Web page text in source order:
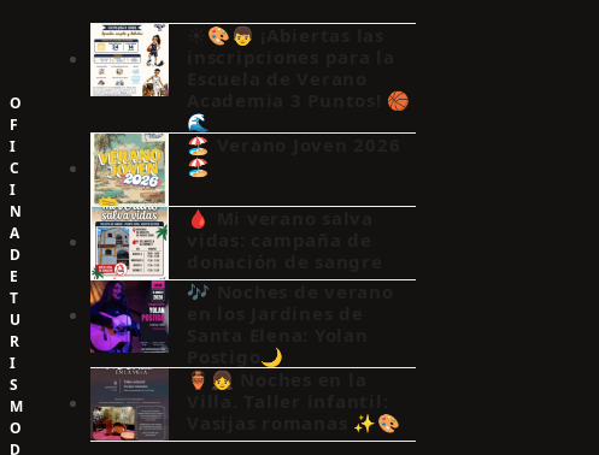
☀️🎨👦 ¡Abiertas las
Academia 3 Puntos! 🏀
🌊
🏖️ Verano Joven 2026
🏖️
🩸 Mi verano salva
🎶 Noches de verano
Postigo🌙
🏺👧 Noches en la
Vasijas romanas ✨🎨
O
F
I
C
I
N
A
D
E
T
U
R
I
S
M
O
D